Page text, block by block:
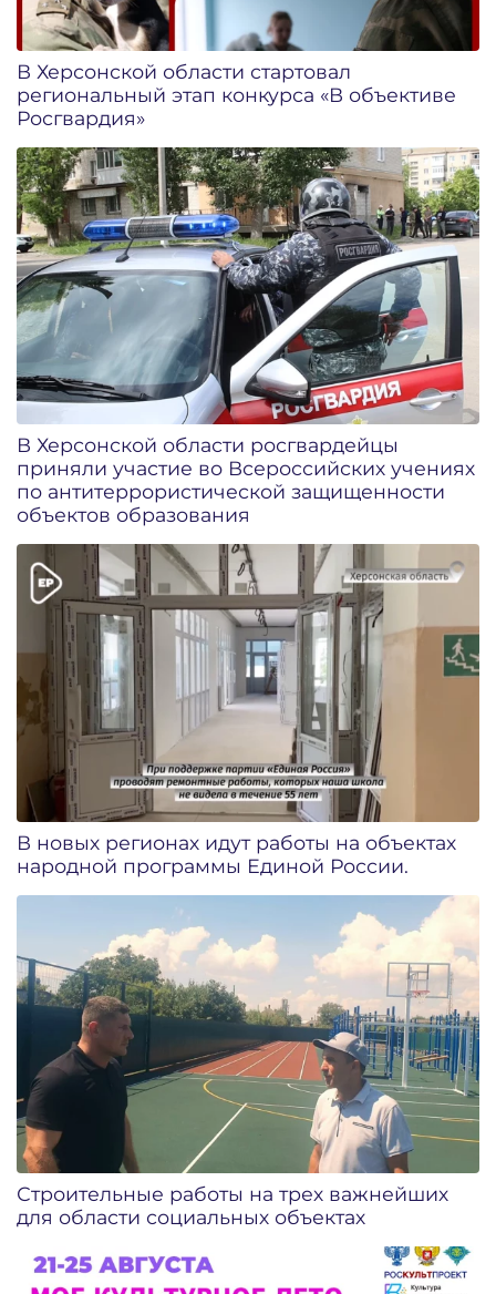
В Херсонской области стартовал
региональный этап конкурса «В объективе
Росгвардия»
В Херсонской области росгвардейцы
приняли участие во Всероссийских учениях
по антитеррористической защищенности
объектов образования
В новых регионах идут работы на объектах
народной программы Единой России.
Строительные работы на трех важнейших
для области социальных объектах